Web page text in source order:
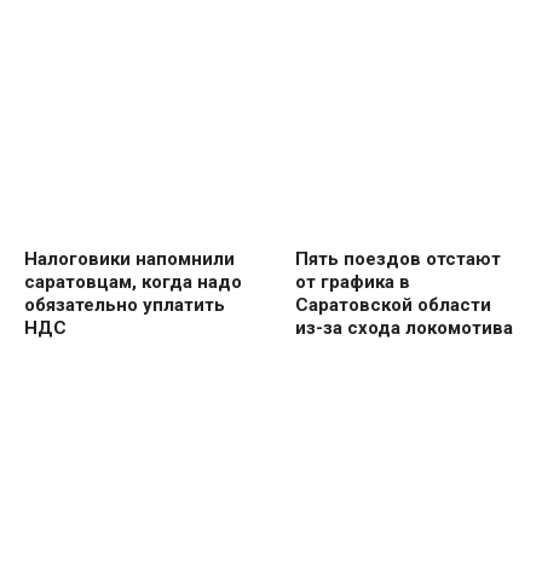
Налоговики напомнили
саратовцам, когда надо
обязательно уплатить
НДС
Пять поездов отстают
от графика в
Саратовской области
из-за схода локомотива